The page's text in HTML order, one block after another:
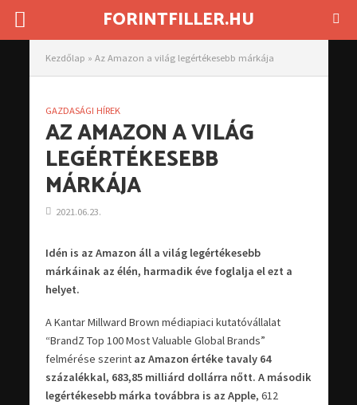
FORINTFILLER.HU
Kezdőlap » Az Amazon a világ legértékesebb márkája
GAZDASÁGI HÍREK
AZ AMAZON A VILÁG
LEGÉRTÉKESEBB
MÁRKÁJA
2021.06.23.
Idén is az Amazon áll a világ legértékesebb
márkáinak az élén, harmadik éve foglalja el ezt a
helyet.
A Kantar Millward Brown médiapiaci kutatóvállalat
“BrandZ Top 100 Most Valuable Global Brands”
felmérése szerint az Amazon értéke tavaly 64
százalékkal, 683,85 milliárd dollárra nőtt. A második
legértékesebb márka továbbra is az Apple, 612